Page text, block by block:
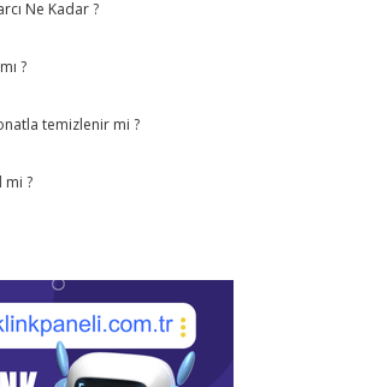
Ne Kadar ?
?
temizlenir mi ?
mi ?